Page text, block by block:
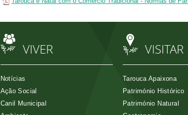
VIVER
Notícias
Ação Social
Canil Municipal
VISITAR
Tarouca Apaixona
Património Histórico
Património Natural